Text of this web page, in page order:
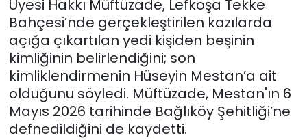
Üyesi Hakkı Müftüzade, Lefkoşa Tekke
Bahçesi’nde gerçekleştirilen kazılarda
açığa çıkartılan yedi kişiden beşinin
kimliğinin belirlendiğini; son
kimliklendirmenin Hüseyin Mestan’a ait
olduğunu söyledi. Müftüzade, Mestan'ın 6
Mayıs 2026 tarihinde Bağlıköy Şehitliği’ne
defnedildiğini de kaydetti.
Güncel
Gündem
KKTC
KKTC YEREL SEÇİM 2018